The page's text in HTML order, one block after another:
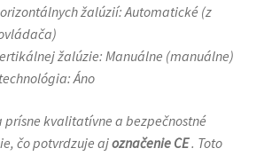
žalúzií: Automatické (z
žalúzie: Manuálne (manuálne)
Áno
prísne kvalitatívne a bezpečnostné
čo potvrdzuje ajoznačenie CE. Toto